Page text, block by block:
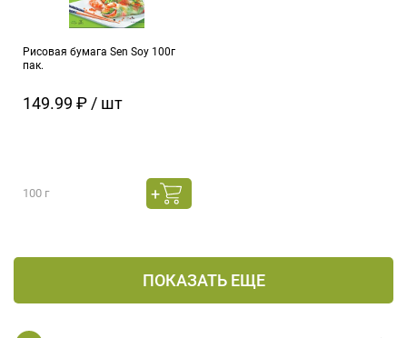
Рисовая бумага Sen Soy 100г
пак.
149.99 ₽ / шт
100 г
ПОКАЗАТЬ ЕЩЕ